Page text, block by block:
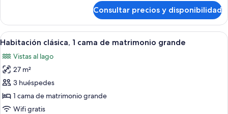
BED
W/WHIRLPOOL
QUEEN
MURPHY
BED
Consultar precios y disponibilidad
Abrir
todas
las
fotos
de
Habitación
clásica,
Habitación de hotel con cama,
9
Habitación clásica, 1 cama de matrimonio grande
Vistas al lago
27 m²
3 huéspedes
1 cama de matrimonio grande
Wifi gratis